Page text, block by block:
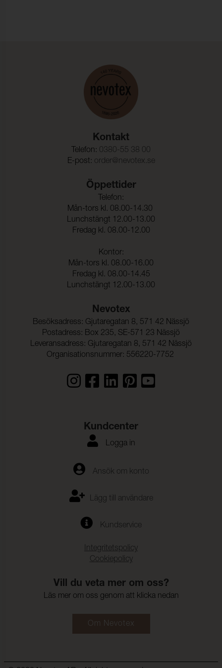
Kontakt
Telefon: 0380-55 38 00
E-post: order@nevotex.se
Öppettider
Telefon:
Mån-tors kl. 08.00-14.30
Lunchstängt 12.00-13.00
Fredag kl. 08.00-12.00
Kontor:
Mån-tors kl. 08.00-16.00
Fredag kl. 08.00-14.45
Lunchstängt 12.00-13.00
Nevotex
Besöksadress: Gjutaregatan 8, 571 42 Nässjö
Postadress: Box 235, SE-571 23 Nässjö
Leveransadress: Gjutaregatan 8, 571 42 Nässjö
Organisationsnummer: 556220-7752
Kundcenter
Logga in
Ansök om konto
Lägg till användare
Kundservice
Integritetspolicy
Cookiepolicy
Vill du veta mer om oss?
Läs mer om oss genom att klicka nedan
Om Nevotex